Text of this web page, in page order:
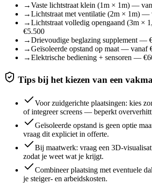
→Vaste lichtstraat klein (1m × 1m) —
→Lichtstraat met ventilatie (2m × 1m) —
→Lichtstraat volledig opengaand (3m ×
€5.500
→Drievoudige beglazing supplement —
→Geïsoleerde opstand op maat — vanaf
→Elektrische bediening + sensoren —
Tips bij het kiezen van een
Voor zuidgerichte plaatsingen: kies
of integreer screens — beperkt
Geïsoleerde opstand is geen optie
vraag dit expliciet in offerte.
Bij maatwerk: vraag een 3D-
zodat je weet wat je krijgt.
Combineer plaatsing met eventuele
je steiger- en arbeidskosten.